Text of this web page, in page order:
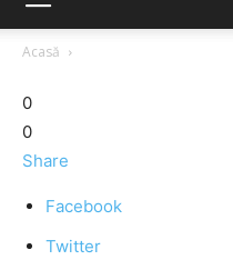
Acasă
0
0
Share
Facebook
Twitter